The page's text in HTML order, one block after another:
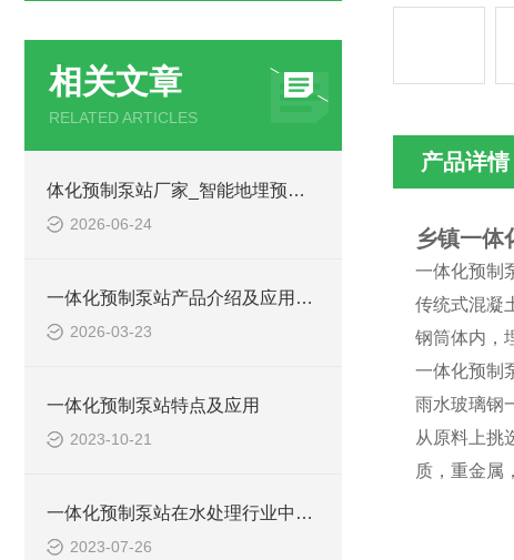
相关文章
RELATED ARTICLES
体化预制泵站厂家_智能地埋预制泵站-凌科环保
2026-06-24
一体化预制泵站产品介绍及应用范围
2026-03-23
一体化预制泵站特点及应用
2023-10-21
一体化预制泵站在水处理行业中的应用
2023-07-26
产品详情
乡镇一体
一体化预制
传统式混凝
钢筒体内，
一体化预制
雨水玻璃钢
从原料上挑
质，重金属